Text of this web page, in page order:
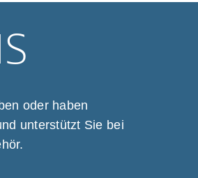
oder haben
unterstützt Sie bei